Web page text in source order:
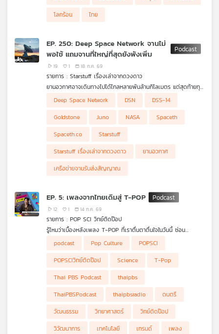
โลกร้อน
ไทย
EP. 250: Deep Space Network จานไม่
พอใช้ แถมจานที่ใหญ่ที่สุดยังพังเพิ่ม
19 1 18 ก.ค. 69
รายการ : Starstuff เรื่องเล่าจากดวงดาว
ยานอวกาศอาจเดินทางไปได้ไกลหลายพันล้านกิโลเมตร แต่สุดท้ายทุก
ภารกิจยังต้องกลับมาแย่งกัน “โทรศัพท์กลับบ้าน” ผ่าน Deep
Space Network หรือ DSN เครือข่ายจานรับส่งสัญญาณขนาดยักษ์
ของ NASA ที่กระจายอยู่ในสหรัฐฯ สเปน และออสเตรเลีย
ปัญหาคือทุกวันนี้จำนวนภารกิจและปริมาณข้อมูลเพิ่มขึ้นเร็วกว่าความ
สามารถของเครือข่าย จนในบางช่วงความต้องการใช้จานสูงกว่าความ
จุที่มีอยู่ราว 40% การจัดตารางจึงคล้ายสนามบินที่มีเครื่องบินรอลง
เต็มฟ้า แต่มีรันเวย์ให้ใช้เพียงไม่กี่เส้น
สถานการณ์ยิ่งหนักขึ้นเมื่อ DSS-14 จานขนาด 70 เมตรที่
Goldstone ซึ่งเป็นหนึ่งในจานที่ทรงพลังที่สุดของเครือข่าย เกิดหมุน
เกินขีดจำกัดระหว่างติดตามภารกิจ Juno เมื่อเดือนกันยายน 2025
จนสายสัญญาณและระบบภายในเสียหาย รวมถึงเกิดน้ำท่วมบริเวณ
ฐานจาน NASA ระบุว่าจานนี้จะต้องหยุดใช้งานเพื่อซ่อมและปรับปรุง
ยาวไปจนถึงเดือนตุลาคม 2028
Deep Space Network จึงกำลังกลายเป็นคอขวดที่มองไม่เห็นของ
การสำรวจระบบสุริยะ เพราะต่อให้เราสร้างยานได้มากขึ้น ปล่อยได้
บ่อยขึ้น และติดกล้องที่เก็บข้อมูลได้ละเอียดขึ้นเพียงใด ทุกอย่างก็
แทบไม่มีความหมาย หากไม่มีเวลาบนจานมากพอจะส่งคำสั่งขึ้นไป และ
รับข้อมูลเหล่านั้นกลับมายังโลก
Deep Space Network DSN
DSS-14
Goldstone
Juno NASA
Spaceth
Spaceth.co
Starstuff
Starstuff เรื่องเล่าจากดวงดาว
ยานอวกาศ
เครือข่ายจานรับส่งสัญญาณ
EP. 5: เพลงจากไทยเดิมสู่ T-POP
12 1 14 ก.ค. 69
รายการ : POP SCI วิทย์ติดป๊อป
รู้ไหมว่าเบื้องหลังเพลง T-POP ที่เราตื่นตาตื่นใจในวันนี้ ซ่อน
ทางของเสียงดนตรีใน #POPSCIวิทย์ติดป๊อป เจาะลึกวิวัฒนาการ
ดนตรีไทยที่เติบโตและปรับตัวไปตามยุคสมัย พร้อมแชร์มุมมองทาง
วิทยาศาสตร์และวิศวกรรมเสียง ทั้งการทำงานของโปรแกรม DAW
และการประมวลผลคณิตศาสตร์ที่สร้างสรรค์ทำนองเพลงให้ติดหูคน
podcast Pop Culture
POPSCI
POPSCIวิทย์ติดป๊อป
Science
T-Pop
Thai PBS Podcast
thaipbs
ThaiPBSPodcast
thaipbsradio
ดนตรี
วัฒนธรรม
วิทยาศาสตร์
วิทย์ติดป๊อป
วิวัฒนาการ
เทคโนโลยี เทรนด์ เพลง